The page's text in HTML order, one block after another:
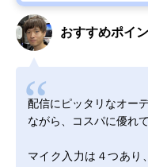
おすすめポイ
配信にピッタリなオー
ながら、コスパに優れ
マイク入力は４つあり